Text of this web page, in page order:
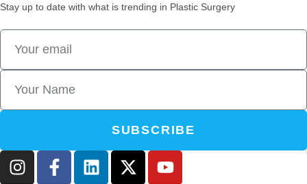
Stay up to date with what is trending in Plastic Surgery
SUBSCRIBE